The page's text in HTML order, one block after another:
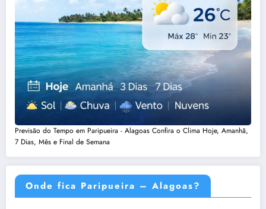
Previsão do Tempo em Paripueira - Alagoas Confira o Clima Hoje, Amanhã,
7 Dias, Mês e Final de Semana
Onde fica Paripueira – Alagoas?